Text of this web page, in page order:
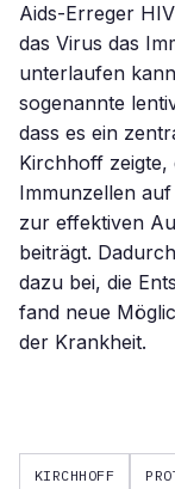
Aids-Erreger
das Virus das
unterlaufen
sogenannte
dass es ein
Kirchhoff zeigte,
Immunzellen
zur effektiven
beiträgt.
dazu bei, die
fand neue
der Krankheit.
KIRCHHOFF